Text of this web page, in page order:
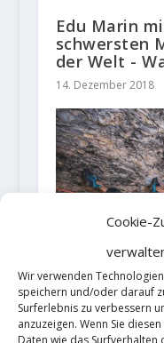
Cookie-
Wir verwenden
speichern und/oder darauf
Surferlebnis zu verbessern
anzuzeigen. Wenn Sie
Daten wie das
Edu Marin
schwersten
der Welt -
14. Dezember 2018